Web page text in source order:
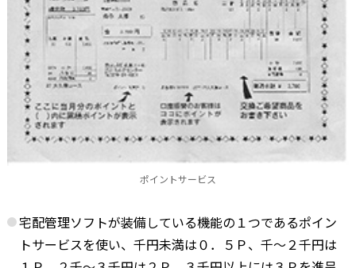
ポイントサービス
宅配管理ソフトが装備している機能の１つであるポイン
トサービスを使い、千円未満は０．５Ｐ、千～２千円は